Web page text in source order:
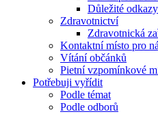
Důležité odkazy
Zdravotnictví
Zdravotnická
Kontaktní místo pro
Vítání občánků
Pietní vzpomínkové
Potřebuji vyřídit
Podle témat
Podle odborů